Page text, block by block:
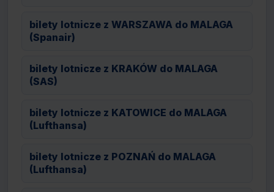
bilety lotnicze z WARSZAWA do MALAGA
(Spanair)
bilety lotnicze z KRAKÓW do MALAGA
(SAS)
bilety lotnicze z KATOWICE do MALAGA
(Lufthansa)
bilety lotnicze z POZNAŃ do MALAGA
(Lufthansa)